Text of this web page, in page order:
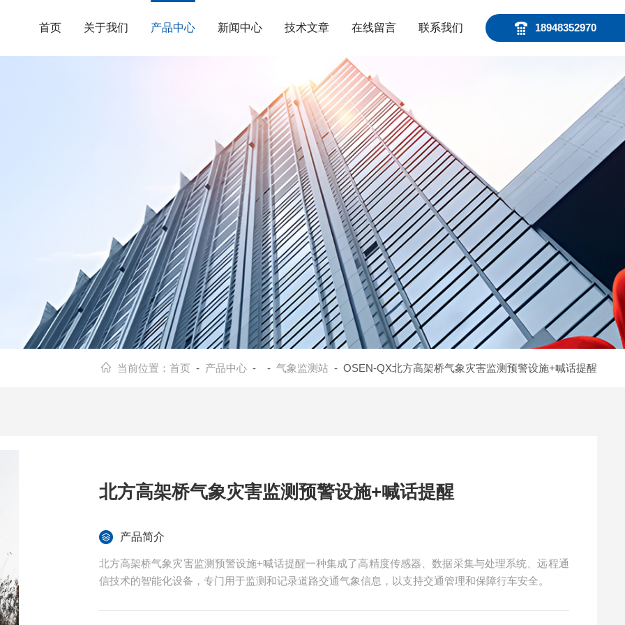
18948352970
首页 关于我们 产品中心 新闻中心 技术文章 在线留言 联系我们
当前位置： 首页 - 产品中心- - 气象监测站- OSEN-QX北方高架桥气象灾害监测预警设施+喊话提醒
北方高架桥气象灾害监测预警设施+喊话提醒
产品简介
北方高架桥气象灾害监测预警设施+喊话提醒一种集成了高精度传感器、数据采集与处理系统、远程通
信技术的智能化设备，专门用于监测和记录道路交通气象信息，以支持交通管理和保障行车安全。